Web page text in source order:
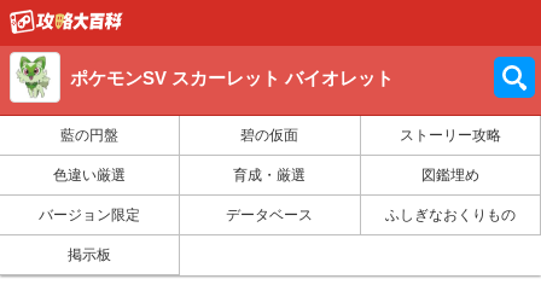
ポケモンSV スカーレット バイオレット
藍の円盤 碧の仮面 ストーリー攻略
色違い厳選 育成・厳選 図鑑埋め
バージョン限定 データベース ふしぎなおくりもの
掲示板